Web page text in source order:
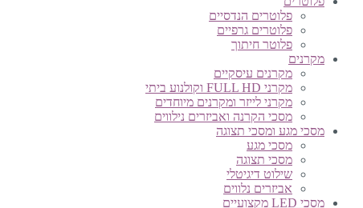
פלוטרים הנדסיים
פלוטרים גרפיים
פלוטר חיתוך
מקרנים
מקרנים עיסקיים
מקרני FULL HD וקולנוע ביתי
מקרני לייזר ומקרנים מיוחדים
מסכי הקרנה ואביזרים נילווים
מסכי מגע ומסכי תצוגה
מסכי מגע
מסכי תצוגה
שילוט דיגיטלי
אביזרים נלווים
מסכי LED מקצועיים